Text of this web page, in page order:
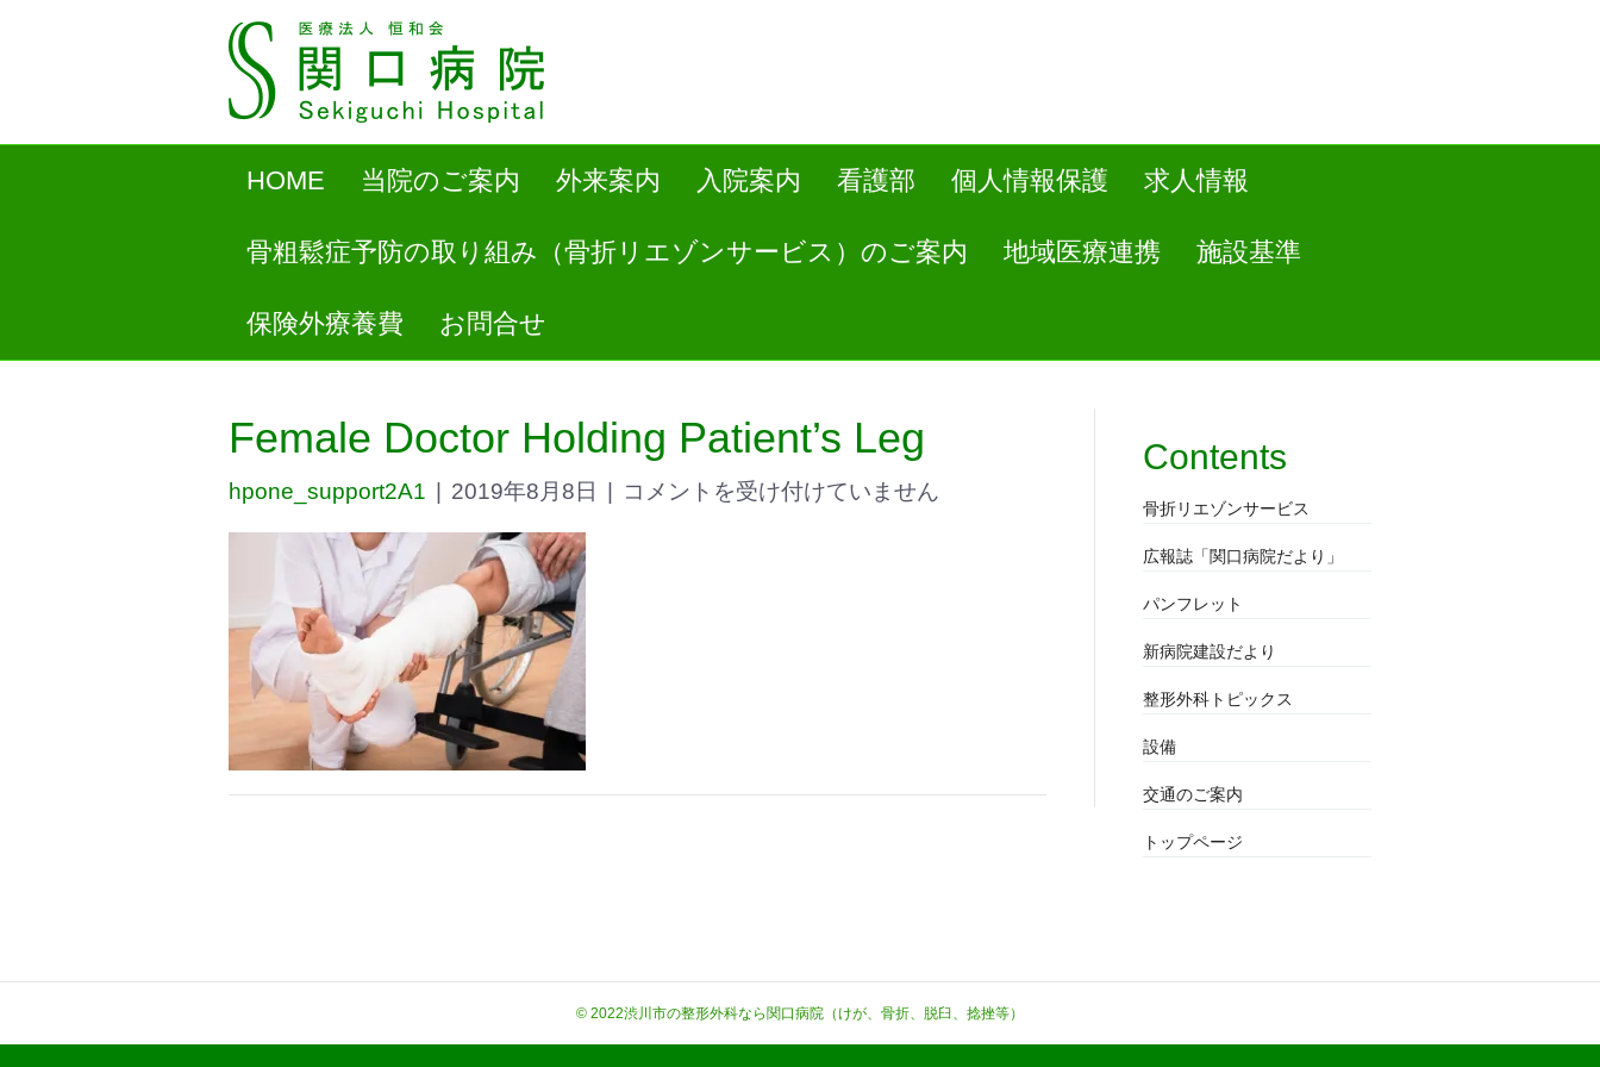
HOME 当院のご案内 外来案内 入院案内 看護部 個人情報保護 求人情報
骨粗鬆症予防の取り組み（骨折リエゾンサービス）のご案内 地域医療連携 施設基準
保険外療養費 お問合せ
Female Doctor Holding Patient’s Leg
hpone_support2A1 2019年8月8日 コメントを受け付けていません
Contents
骨折リエゾンサービス
広報誌「関口病院だより」
パンフレット
新病院建設だより
整形外科トピックス
設備
交通のご案内
トップページ
© 2022渋川市の整形外科なら関口病院（けが、骨折、脱臼、捻挫等）